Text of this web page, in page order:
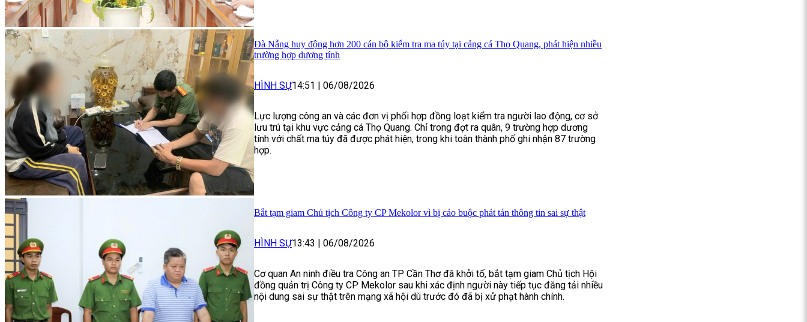
Đà Nẵng huy động hơn 200 cán bộ kiểm tra ma túy tại cảng cá Thọ Quang, phát hiện nhiều
trường hợp dương tính
HÌNH SỰ14:51 | 06/08/2026
Lực lượng công an và các đơn vị phối hợp đồng loạt kiểm tra người lao động, cơ sở
lưu trú tại khu vực cảng cá Thọ Quang. Chỉ trong đợt ra quân, 9 trường hợp dương
tính với chất ma túy đã được phát hiện, trong khi toàn thành phố ghi nhận 87 trường
hợp.
Bắt tạm giam Chủ tịch Công ty CP Mekolor vì bị cáo buộc phát tán thông tin sai sự thật
HÌNH SỰ13:43 | 06/08/2026
Cơ quan An ninh điều tra Công an TP Cần Thơ đã khởi tố, bắt tạm giam Chủ tịch Hội
đồng quản trị Công ty CP Mekolor sau khi xác định người này tiếp tục đăng tải nhiều
nội dung sai sự thật trên mạng xã hội dù trước đó đã bị xử phạt hành chính.